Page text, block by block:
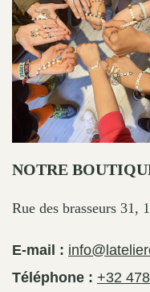
NOTRE
Rue des brasseurs 31,
E-mail :
Téléphone : +32